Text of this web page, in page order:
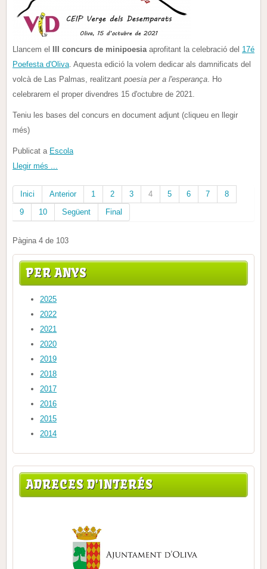
Llancem el III concurs de minipoesia aprofitant la celebració del 17é
Poefesta d'Oliva . Aquesta edició la volem dedicar als damnificats del
volcà de Las Palmas, realitzant poesia per a l'esperança . Ho
celebrarem el proper divendres 15 d'octubre de 2021.
Teniu les bases del concurs en document adjunt (cliqueu en llegir
més)
Publicat a Escola
Llegir més ...
Inici Anterior 1 2 3 4 5 6 7
8
9
10 Següent Final
Pàgina 4 de 103
PER ANYS
2025
2022
2021
2020
2019
2018
2017
2016
2015
2014
ADRECES D'INTERÉS